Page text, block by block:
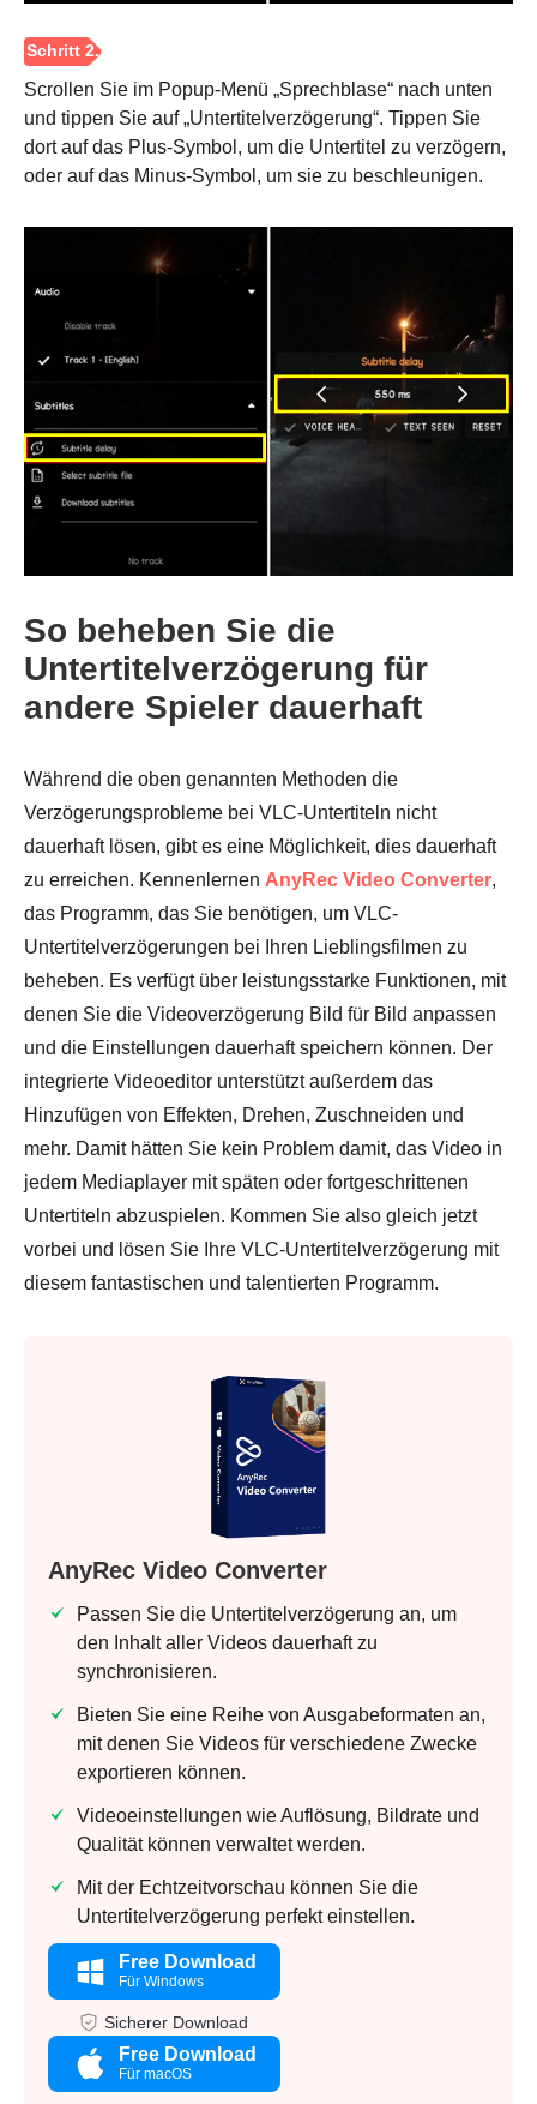
Schritt 2.
Scrollen Sie im Popup-Menü „Sprechblase“ nach unten
und tippen Sie auf „Untertitelverzögerung“. Tippen Sie
dort auf das Plus-Symbol, um die Untertitel zu verzögern,
oder auf das Minus-Symbol, um sie zu beschleunigen.
So beheben Sie die
Untertitelverzögerung für
andere Spieler dauerhaft
Während die oben genannten Methoden die
Verzögerungsprobleme bei VLC-Untertiteln nicht
dauerhaft lösen, gibt es eine Möglichkeit, dies dauerhaft
zu erreichen. Kennenlernen AnyRec Video Converter,
das Programm, das Sie benötigen, um VLC-
Untertitelverzögerungen bei Ihren Lieblingsfilmen zu
beheben. Es verfügt über leistungsstarke Funktionen, mit
denen Sie die Videoverzögerung Bild für Bild anpassen
und die Einstellungen dauerhaft speichern können. Der
integrierte Videoeditor unterstützt außerdem das
Hinzufügen von Effekten, Drehen, Zuschneiden und
mehr. Damit hätten Sie kein Problem damit, das Video in
jedem Mediaplayer mit späten oder fortgeschrittenen
Untertiteln abzuspielen. Kommen Sie also gleich jetzt
vorbei und lösen Sie Ihre VLC-Untertitelverzögerung mit
diesem fantastischen und talentierten Programm.
AnyRec Video Converter
Passen Sie die Untertitelverzögerung an, um
den Inhalt aller Videos dauerhaft zu
synchronisieren.
Bieten Sie eine Reihe von Ausgabeformaten an,
mit denen Sie Videos für verschiedene Zwecke
exportieren können.
Videoeinstellungen wie Auflösung, Bildrate und
Qualität können verwaltet werden.
Mit der Echtzeitvorschau können Sie die
Untertitelverzögerung perfekt einstellen.
Free Download
Für Windows
Sicherer Download
Free Download
Für macOS